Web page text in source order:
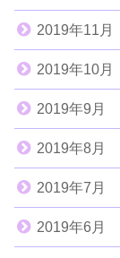
2019年11月
2019年10月
2019年9月
2019年8月
2019年7月
2019年6月